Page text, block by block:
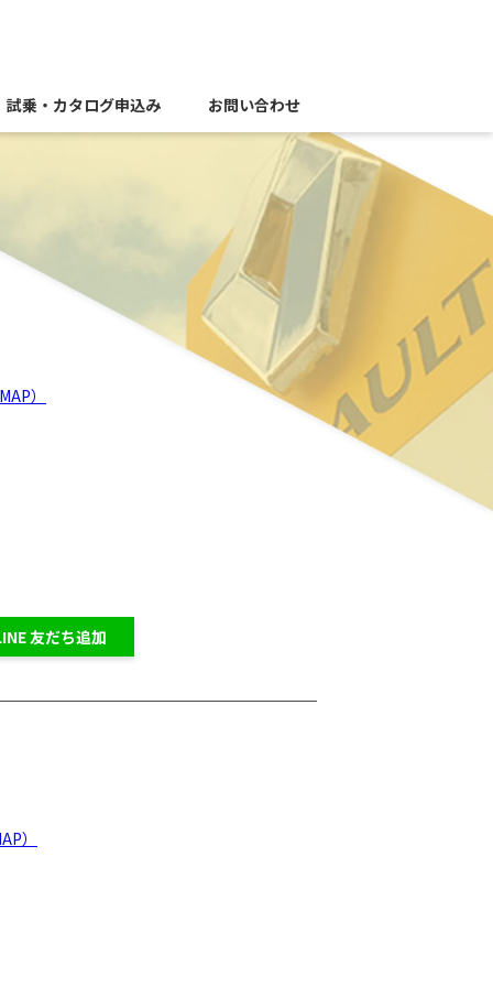
試乗・カタログ申込み お問い合わせ
）
友だち追加
）